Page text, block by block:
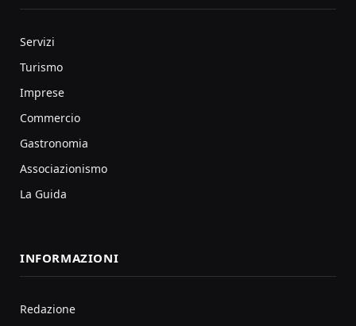
Servizi
Turismo
Imprese
Commercio
Gastronomia
Associazionismo
La Guida
INFORMAZIONI
Redazione